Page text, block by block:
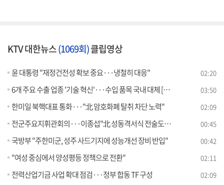
KTV 대한뉴스(1069회)클립영상
윤 대통령 "재정건전성 확보 중요···냉철히 대응" 02:20
6개 주요 수출 업종 '기술 혁신'···수입 품목 국내 대체 [뉴스의 맥] 03:50
한미일 북핵대표 통화···"北 암호화폐 탈취 차단 노력" 02:09
전군주요지휘관회의···이종섭"北 성동격서식 전술도발 대비" 00:45
국방부 "주한미군, 성주 사드기지에 성능개선 장비 반입" 00:42
"여성 중심에서 양성평등 정책으로 전환" 02:11
전력산업기금 사업 확대 점검···정부 합동 TF 구성 02:09